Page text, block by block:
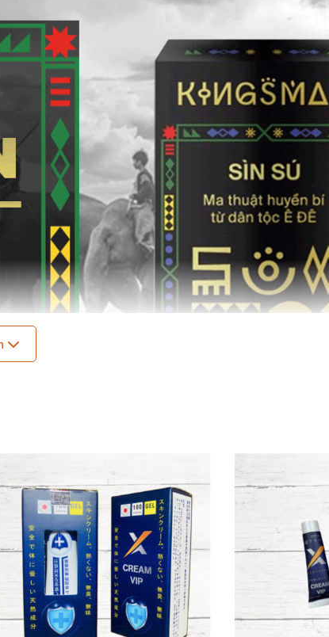
trầm hương, nhân sâm và thương truật. Đây đều
tăng cường sinh lý nam. Sự kết hợp hoàn hảo
giúp nâng cao chất lượng cuộc yêu rõ rệt.